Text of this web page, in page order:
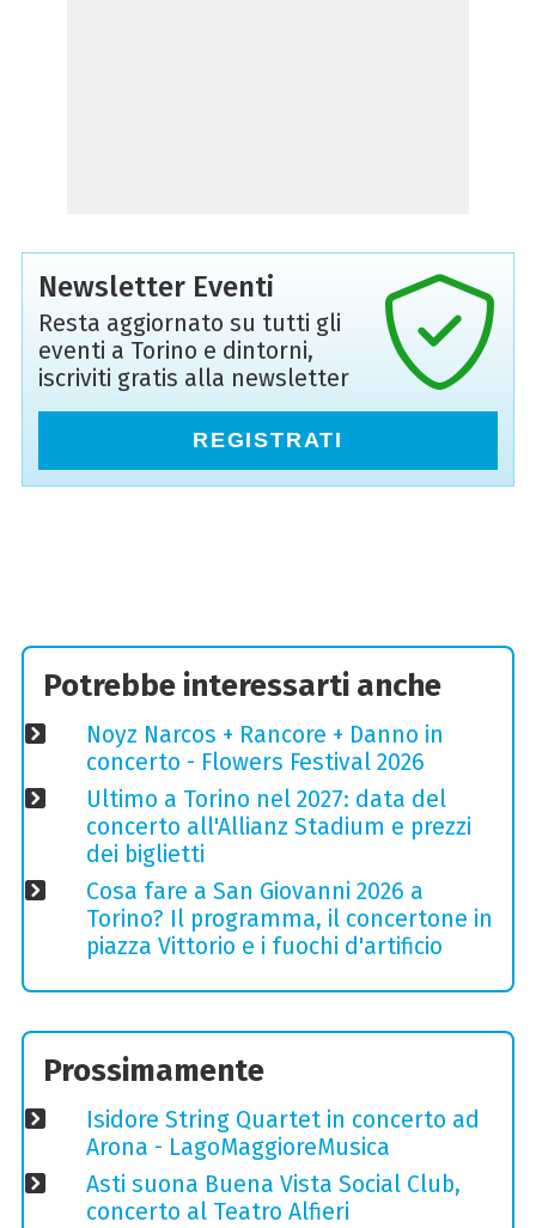
Newsletter Eventi
Resta aggiornato su tutti gli
eventi a Torino e dintorni,
iscriviti gratis alla newsletter
REGISTRATI
Potrebbe interessarti anche
Noyz Narcos + Rancore + Danno in
concerto - Flowers Festival 2026
Ultimo a Torino nel 2027: data del
concerto all'Allianz Stadium e prezzi
dei biglietti
Cosa fare a San Giovanni 2026 a
Torino? Il programma, il concertone in
piazza Vittorio e i fuochi d'artificio
Prossimamente
Isidore String Quartet in concerto ad
Arona - LagoMaggioreMusica
Asti suona Buena Vista Social Club,
concerto al Teatro Alfieri